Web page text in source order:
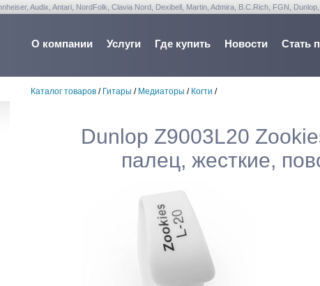
Audix, Antari, NordFolk, Clavia Nord, Dexibell, Martin, Admira, B.C.Rich, FGN, Dunlop,
О компании Услуги Где купить Новости Стать
Каталог товаров / Гитары / Медиаторы / Когти /
Dunlop Z9003L20
палец, жесткие,